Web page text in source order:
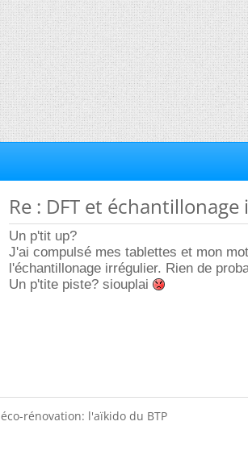
Re : DFT et
Un p'tit up?
J'ai compulsé mes tablettes et mon
l'échantillonage irrégulier. Rien de
Un p'tite piste? siouplai
éco-rénovation: l'aïkido du BTP